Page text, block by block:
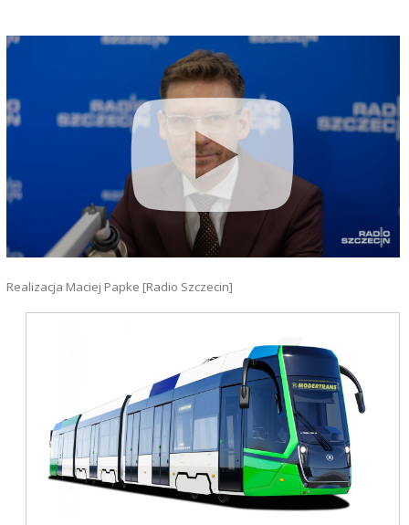
Realizacja Maciej Papke [Radio Szczecin]